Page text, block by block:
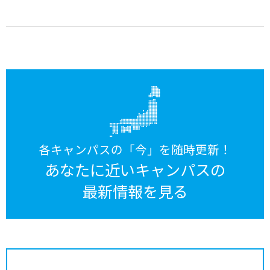
各キャンパスの「今」を随時更新！
あなたに近いキャンパスの
最新情報を見る